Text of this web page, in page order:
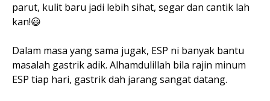
parut, kulit baru jadi lebih sihat, segar dan cantik lah
kan!😃
Dalam masa yang sama jugak, ESP ni banyak bantu
masalah gastrik adik. Alhamdulillah bila rajin minum
ESP tiap hari, gastrik dah jarang sangat datang.